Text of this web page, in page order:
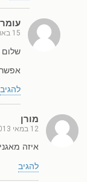
עומר
15 באוגוסט 2016
שלום
אפשר
להגיב
מורן
12 במאי 2013
איזה
להגיב